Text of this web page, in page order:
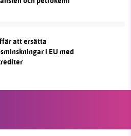
att ersätta
i EU med